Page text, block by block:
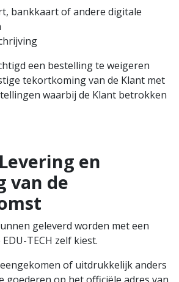
bankkaart of andere digitale
een bestelling te weigeren
tekortkoming van de Klant met
waarbij de Klant betrokken
Levering en
van de
geleverd worden met een
TECH zelf kiest.
of uitdrukkelijk anders